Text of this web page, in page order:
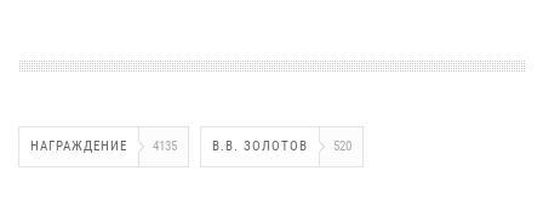
НАГРАЖДЕНИЕ 4135 В.В. ЗОЛОТОВ 520